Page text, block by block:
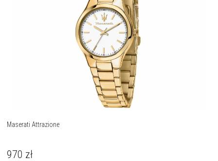
Maserati Attrazione
970 zł